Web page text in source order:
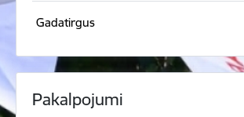
Gadatirgus
Pakalpojumi